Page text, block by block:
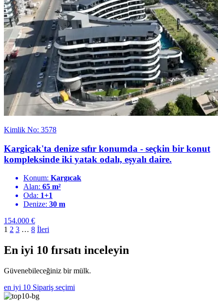
Kimlik No: 3578
Kargicak'ta denize sıfır konumda - seçkin bir konut
kompleksinde iki yatak odalı, eşyalı daire.
Konum: Kargıcak
Alan: 65 m²
Oda: 1+1
Denize: 30 m
154.000 €
1 2 3 … 8 İleri
En iyi 10 fırsatı inceleyin
Güvenebileceğiniz bir mülk.
en iyi 10 Sipariş seçimi